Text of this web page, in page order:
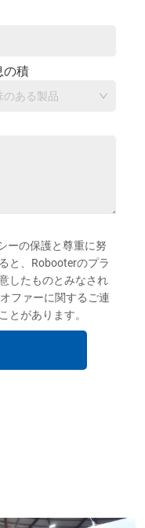
の積
のある製品
ーの保護と尊重に努
と、Robooterのプラ
したものとみなされ
ファーに関するご連
とがあります。